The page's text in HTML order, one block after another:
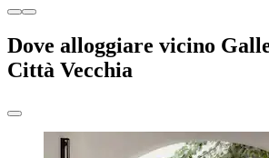
Dove alloggiare vicino
Città Vecchia